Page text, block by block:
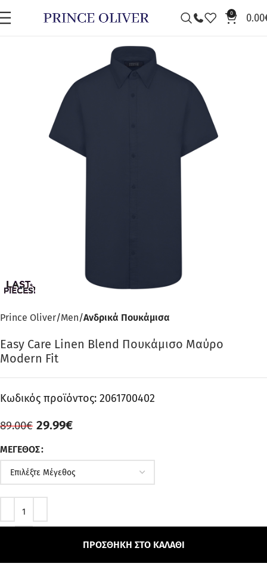
0 0.00
Prince Oliver Men Ανδρικά Πουκάμισα
Easy Care Linen Blend Πουκάμισο Μαύρο
Modern Fit
Κωδικός προϊόντος: 2061700402
89.00€ 29.99€
ΜΈΓΕΘΟΣ
ΠΡΟΣΘΉΚΗ ΣΤΟ ΚΑΛΆΘΙ